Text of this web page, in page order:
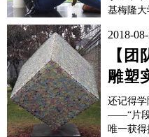
基梅隆
统”走向
件工程
开通往
2018-
【
雕塑
还记得
——“片段
唯一获